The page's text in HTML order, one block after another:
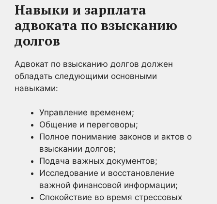
Навыки и зарплата
адвоката по взысканию
долгов
Адвокат по взысканию долгов должен
обладать следующими основными
навыками:
Управление временем;
Общение и переговоры;
Полное понимание законов и актов о
взыскании долгов;
Подача важных документов;
Исследование и восстановление
важной финансовой информации;
Спокойствие во время стрессовых